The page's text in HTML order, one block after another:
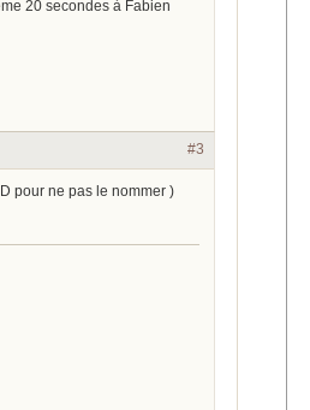
20 secondes à Fabien
#3
pour ne pas le nommer )